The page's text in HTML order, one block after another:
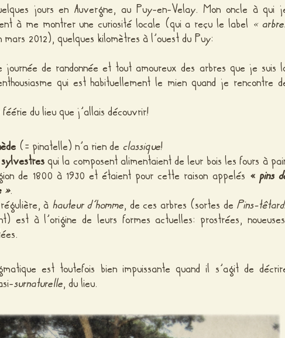
jours en Auvergne, au Puy-en-Velay. Mon oncle à qui
à me montrer une curiosité locale (qui a reçu le label «
mars 2012), quelques kilomètres à l’ouest du Puy:
journée de randonnée et tout amoureux des arbres que je suis
qui est habituellement le mien quand je rencontre
du lieu que j’allais découvrir!
(= pinatelle) n’a rien de classique!
qui la composent alimentaient de leur bois les fours à
de 1800 à 1930 et étaient pour cette raison appelés « pins
».
à hauteur d’homme, de ces arbres (sortes dePins-
est à l’origine de leurs formes actuelles: prostrées,
est toutefois bien impuissante quand il s’agit de
surnaturelle, du lieu.